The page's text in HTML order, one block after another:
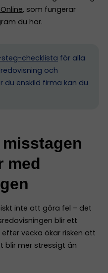
, som fungerar
du har.
checklista för alla
och
du enskild firma kan du
med
inte att göra fel – det
blir ett
vecka ökar risken att
blir mer stressigt än